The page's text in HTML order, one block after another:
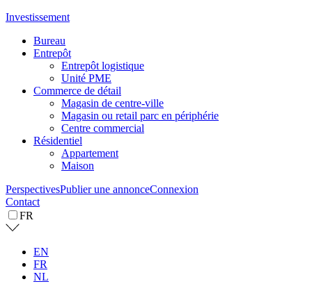
Investissement
Bureau
Entrepôt
Entrepôt logistique
Unité PME
Commerce de détail
Magasin de centre-ville
Magasin ou retail parc en périphérie
Centre commercial
Résidentiel
Appartement
Maison
PerspectivesPublier une annonceConnexion
Contact
FR
EN
FR
NL